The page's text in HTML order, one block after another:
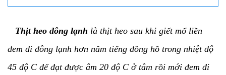
Thịt heo đông lạnh là thịt heo sau khi giết mổ liền
đem đi đông lạnh hơn năm tiếng đồng hồ trong nhiệt độ
45 độ C để đạt được âm 20 độ C ở tâm rồi mới đem đi